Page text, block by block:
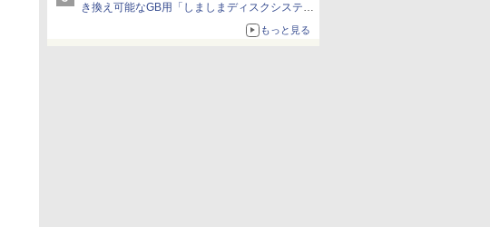
き換え可能なGB用「しましまディスクシステ
もっと見る